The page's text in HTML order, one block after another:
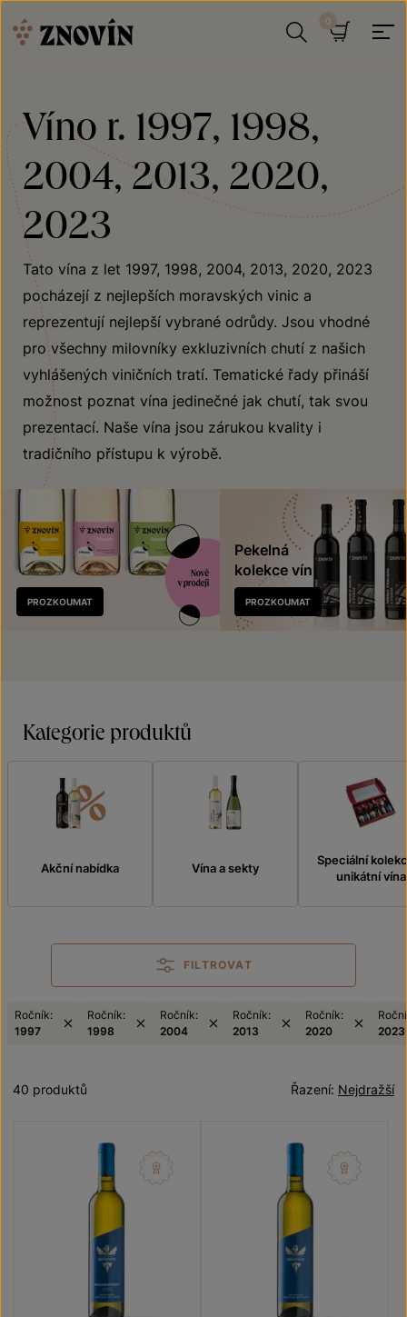
Víno r. 1997, 1998,
2004, 2013, 2020,
2023
Tato vína z let 1997, 1998, 2004, 2013, 2020, 2023
pocházejí z nejlepších moravských vinic a
reprezentují nejlepší vybrané odrůdy. Jsou vhodné
pro všechny milovníky exkluzivních chutí z našich
vyhlášených viničních tratí. Tematické řady přináší
možnost poznat vína jedinečné jak chutí, tak svou
prezentací. Naše vína jsou zárukou kvality i
tradičního přístupu k výrobě.
Nově
v prodeji
PROZKOUMAT
Pekelná
kolekce vín
PROZKOUMAT
Kategorie produktů
Akční nabídka Vína a sekty
Speciální
unikátní vína
FILTROVAT
Ročník:
1997
Ročník:
1998
Ročník:
2004
Ročník:
2013
Ročník:
2020
2023
Nejdražší
Řazení:
40 produktů